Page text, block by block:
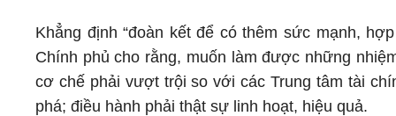
Khẳng định “đoàn kết để có thêm sức mạnh,
Chính phủ cho rằng, muốn làm được những
cơ chế phải vượt trội so với các Trung tâm tài
phá; điều hành phải thật sự linh hoạt, hiệu quả.